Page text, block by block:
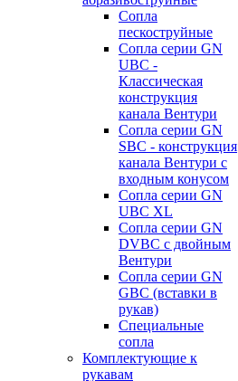
Сопла
пескоструйные
Сопла серии GN
UBC -
Классическая
конструкция
канала Вентури
Сопла серии GN
SBC - конструкция
канала Вентури c
входным конусом
Сопла серии GN
UBC XL
Сопла серии GN
DVBC с двойным
Вентури
Сопла серии GN
GBC (вставки в
рукав)
Специальные
сопла
Комплектующие к
рукавам